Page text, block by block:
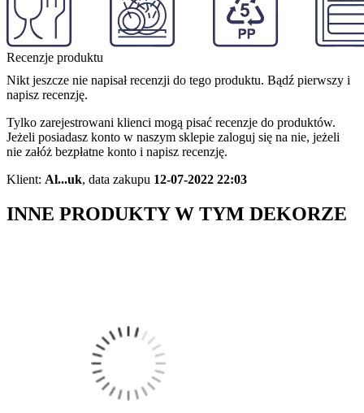
Recenzje produktu
Nikt jeszcze nie napisał recenzji do tego produktu. Bądź pierwszy i
napisz recenzję.
Tylko zarejestrowani klienci mogą pisać recenzje do produktów.
Jeżeli posiadasz konto w naszym sklepie zaloguj się na nie, jeżeli
nie załóż bezpłatne konto i napisz recenzję.
Klient: Al...uk, data zakupu 12-07-2022 22:03
INNE PRODUKTY W TYM DEKORZE